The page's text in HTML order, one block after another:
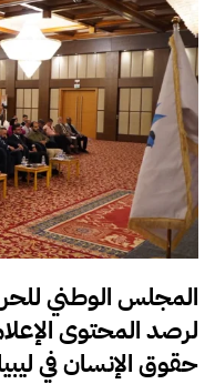
المجلس الوطني
لرصد المحتوى
حقوق الإنسان في